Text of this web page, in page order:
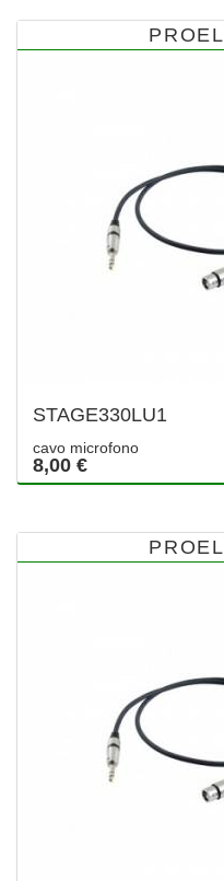
PROEL
STAGE330LU1
cavo microfono
8,00 €
PROEL